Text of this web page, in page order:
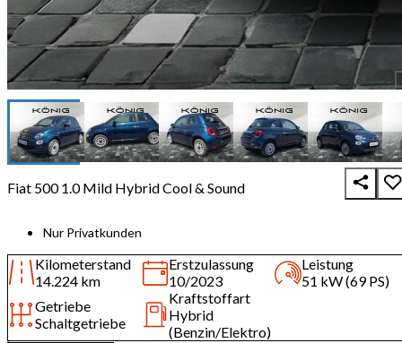
Fiat 500 1.0 Mild Hybrid Cool & Sound
Nur Privatkunden
Kilometerstand
14.224 km
Erstzulassung
10/2023
Leistung
51 kW (69 PS)
Getriebe
Schaltgetriebe
Kraftstoffart
Hybrid
(Benzin/Elektro)